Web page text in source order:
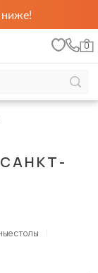
ниже!
0
столы